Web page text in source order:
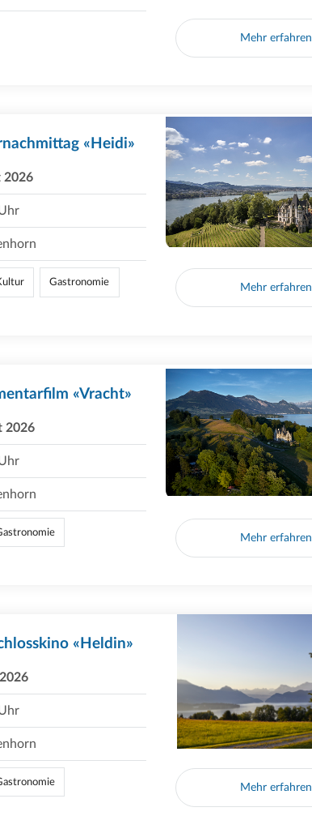
Mehr erfahren
«Heidi»
2026
Gastronomie Mehr erfahren
«Vracht»
2026
Mehr erfahren
«Heldin»
Mehr erfahren